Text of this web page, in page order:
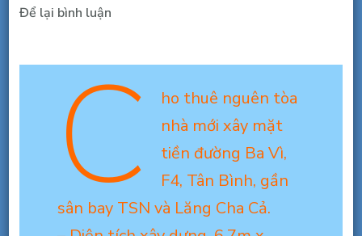
Để lại bình luậntại
tòa
Vì,
Tân
Bình,
C
ho thuê nguên tòa
nhà mới xây mặt
tiền đường Ba Vì,
F4, Tân Bình, gần
sân bay TSN và Lăng Cha Cả.